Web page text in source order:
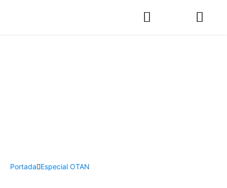
Portada Especial OTAN